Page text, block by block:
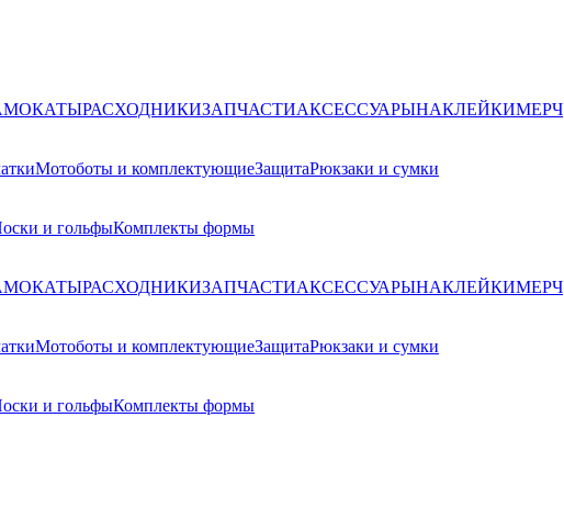
РАСХОДНИКИЗАПЧАСТИАКСЕССУАРЫНАКЛЕЙКИМЕРЧ
Мотоботы и комплектующиеЗащитаРюкзаки и сумки
и гольфыКомплекты формы
РАСХОДНИКИЗАПЧАСТИАКСЕССУАРЫНАКЛЕЙКИМЕРЧ
Мотоботы и комплектующиеЗащитаРюкзаки и сумки
и гольфыКомплекты формы